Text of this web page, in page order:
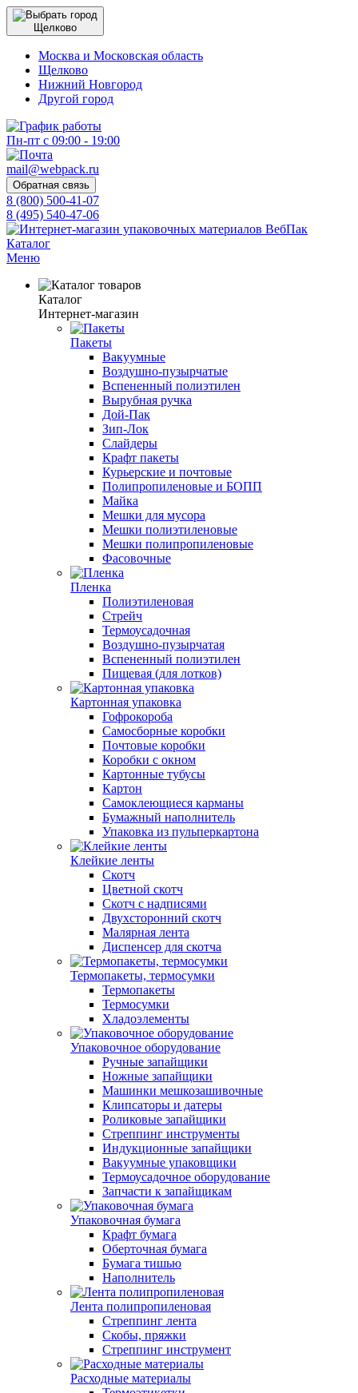
Щелково
Москва и Московская область
Щелково
Нижний Новгород
Другой город
Пн-пт с 09:00 - 19:00
mail@webpack.ru
Обратная связь
8 (800) 500-41-07
8 (495) 540-47-06
Каталог
Меню
Каталог
Интернет-магазин
Пакеты
Вакуумные
Воздушно-пузырчатые
Вспененный полиэтилен
Вырубная ручка
Дой-Пак
Зип-Лок
Слайдеры
Крафт пакеты
Курьерские и почтовые
Полипропиленовые и БОПП
Майка
Мешки для мусора
Мешки полиэтиленовые
Мешки полипропиленовые
Фасовочные
Пленка
Полиэтиленовая
Стрейч
Термоусадочная
Воздушно-пузырчатая
Вспененный полиэтилен
Пищевая (для лотков)
Картонная упаковка
Гофрокороба
Самосборные коробки
Почтовые коробки
Коробки с окном
Картонные тубусы
Картон
Самоклеющиеся карманы
Бумажный наполнитель
Упаковка из пульперкартона
Клейкие ленты
Скотч
Цветной скотч
Скотч с надписями
Двухсторонний скотч
Малярная лента
Диспенсер для скотча
Термопакеты, термосумки
Термопакеты
Термосумки
Хладоэлементы
Упаковочное оборудование
Ручные запайщики
Ножные запайщики
Машинки мешкозашивочные
Клипсаторы и датеры
Роликовые запайщики
Стреппинг инструменты
Индукционные запайщики
Вакуумные упаковщики
Термоусадочное оборудование
Запчасти к запайщикам
Упаковочная бумага
Крафт бумага
Оберточная бумага
Бумага тишью
Наполнитель
Лента полипропиленовая
Стреппинг лента
Скобы, пряжки
Стреппинг инструмент
Расходные материалы